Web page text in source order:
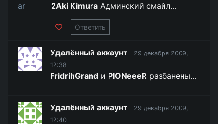
2Aki Kimura Админский смайл...
Ответить
Удалённый аккаунт
29 декабря 2009,
12:38
FridrihGrand и PIONeeeR разбанены...
Удалённый аккаунт
29 декабря 2009,
12:40